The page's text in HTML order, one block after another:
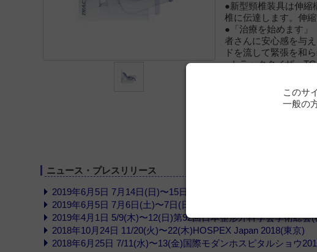
●新型頸椎装具は伸縮
椎に伝達します。伸
●「治療を始めます」
者さんに安心感を与
ドを流して緊張を和ら
●トラックタイザー
●シートは頸椎付近
を軽減します。
●ヒーター内蔵の首
ニュース・プレスリリース
2019年6月5日 7月14日(日)〜15日(月・祝)第32回日本臨床整形外
2019年6月5日 7月6日(土)〜7日(日)第31回日本運動器科学会(岡山)
2019年4月1日 5/9(木)〜12(日)第92回日本整形外科学会学術総会(
2018年10月24日 11/20(火)〜22(木)HOSPEX Japan 2018(東京)
2018年6月25日 7/11(水)〜13(金)国際モダンホスピタルショウ
このサ
一般の